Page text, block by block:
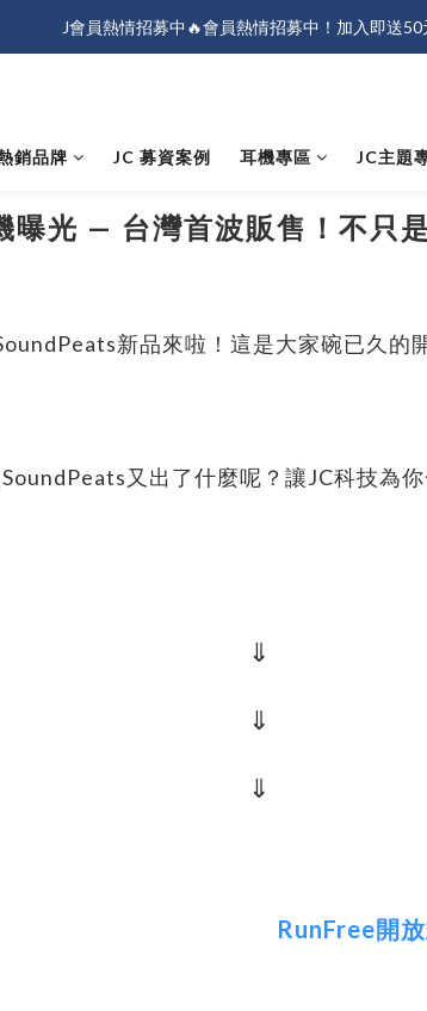
J會員熱情招募中🔥會員熱情招募中！加入即送50
J會員熱情招募中🔥會員熱情招募中！加入即送50
銷品牌 JC 募資案例 耳機專區 JC主題
光 — 台灣首波販售！不只
新品來啦！這是大家碗已久的
SoundPeats又出了什麼呢？讓JC科技為你
⇓
⇓
⇓
RunFree開